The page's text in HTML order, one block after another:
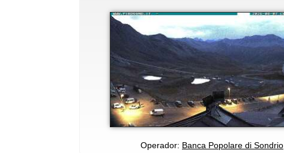
Operador: Banca Popolare di Sondrio